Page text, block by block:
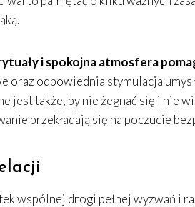
i spokojna atmosfera
oraz odpowiednia stymulacja
jest także, by nie żegnać się i nie
przekładają się na poczucie
wspólnej drogi pełnej wyzwań i